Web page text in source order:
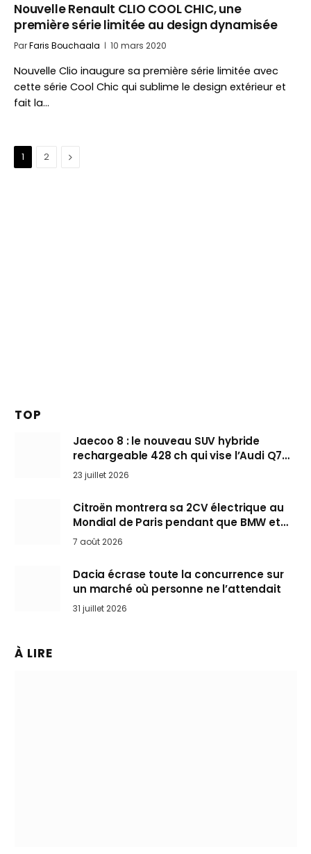
Nouvelle Renault CLIO COOL CHIC, une
première série limitée au design dynamisée
ParFaris Bouchaala 10 mars 2020
Nouvelle Clio inaugure sa première série limitée avec
cette série Cool Chic qui sublime le design extérieur et
fait la…
1 2 Suivant
TOP
Jaecoo 8 : le nouveau SUV hybride
rechargeable 428 ch qui vise l’Audi Q7
arrive en Europe cet automne
23 juillet 2026
Citroën montrera sa 2CV électrique au
Mondial de Paris pendant que BMW et
Mini désertent le salon
7 août 2026
Dacia écrase toute la concurrence sur
un marché où personne ne l’attendait
31 juillet 2026
À LIRE